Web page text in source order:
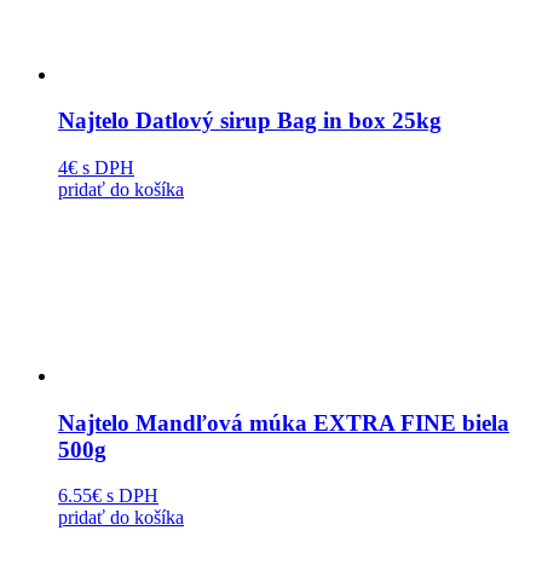
Najtelo Datlový sirup Bag in box 25kg
4€ s DPH
pridať do košíka
Najtelo Mandľová múka EXTRA FINE biela
500g
6.55€ s DPH
pridať do košíka